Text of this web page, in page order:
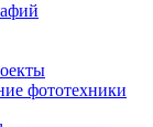
фототехники